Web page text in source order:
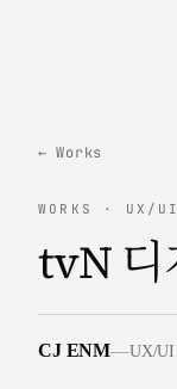
← Works
WORKS · UX/
tvN 디
CJ ENM—UX/UI